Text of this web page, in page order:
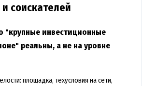
соискателей
"крупные инвестиционные
реальны, а не на уровне
площадка, техусловия на сети,